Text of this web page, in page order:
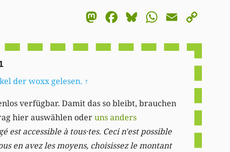
Mastodon
Facebook
Bluesky
WhatsApp
Email
der woxx gelesen. ↑
verfügbar. Damit das so bleibt, brauchen
hier auswählen oderuns anders
accessible à tous·tes. Ceci n'est possible
en avez les moyens, choisissez le montant